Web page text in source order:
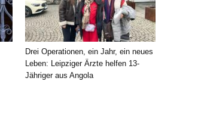
Drei Operationen, ein Jahr, ein neues
Leben: Leipziger Ärzte helfen 13-
Jähriger aus Angola